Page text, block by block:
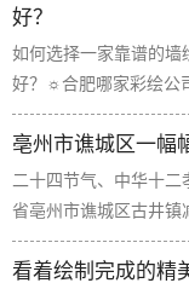
好？
如何选择一家靠谱的
好？☼合肥哪家彩绘公
安徽省合肥市一家专业
亳州市谯城区一幅
二十四节气、中华十二
省亳州市谯城区古井镇
化墙引人注目，夺人眼
看着绘制完成的精